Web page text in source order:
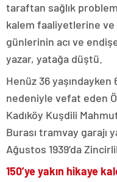
taraftan sağlık
kalem faaliyetlerine
günlerinin acı ve
yazar, yatağa düştü.
Henüz 36 yaşındayken
nedeniyle vefat eden
Kadıköy Kuşdili
Burası tramvay garajı
Ağustos 1939’da
150’ye yakın hikaye